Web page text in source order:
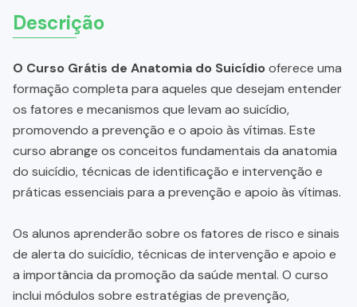
Descrição
O Curso Grátis de Anatomia do Suicídiooferece uma
formação completa para aqueles que desejam entender
os fatores e mecanismos que levam ao suicídio,
promovendo a prevenção e o apoio às vítimas. Este
curso abrange os conceitos fundamentais da anatomia
do suicídio, técnicas de identificação e intervenção e
práticas essenciais para a prevenção e apoio às vítimas.
Os alunos aprenderão sobre os fatores de risco e sinais
de alerta do suicídio, técnicas de intervenção e apoio e
a importância da promoção da saúde mental. O curso
inclui módulos sobre estratégias de prevenção,